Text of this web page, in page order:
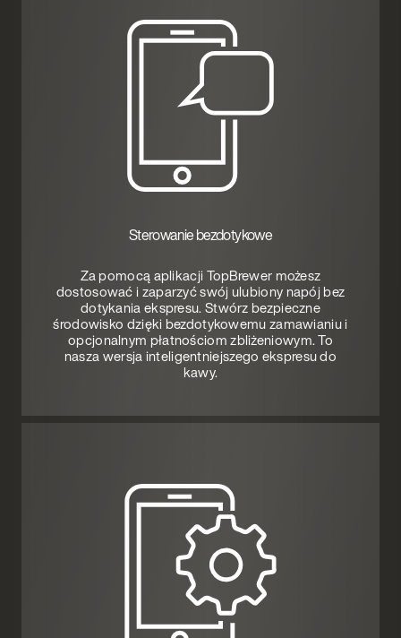
Sterowanie bezdotykowe
Za pomocą aplikacji TopBrewer możesz
dostosować i zaparzyć swój ulubiony napój bez
dotykania ekspresu. Stwórz bezpieczne
środowisko dzięki bezdotykowemu zamawianiu i
opcjonalnym płatnościom zbliżeniowym. To
nasza wersja inteligentniejszego ekspresu do
kawy.